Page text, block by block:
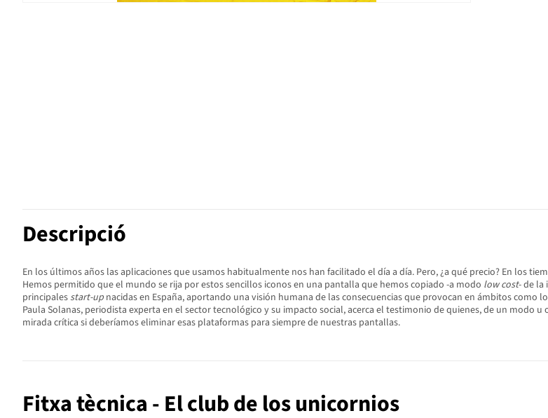
Descripció
En los últimos años las aplicaciones que usamos habitualmente nos han facilitado el día a día. Pero, ¿a qué precio? En los
Hemos permitido que el mundo se rija por estos sencillos iconos en una pantalla que hemos copiado -a modo low cost- de la
principales start-up nacidas en España, aportando una visión humana de las consecuencias que provocan en ámbitos
Paula Solanas, periodista experta en el sector tecnológico y su impacto social, acerca el testimonio de quienes, de un modo
mirada crítica si deberíamos eliminar esas plataformas para siempre de nuestras pantallas.
Fitxa tècnica - El club de los unicornios